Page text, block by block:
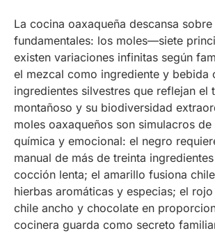
La cocina oaxaqueña descansa
fundamentales: los moles—siete
existen variaciones infinitas según
el mezcal como ingrediente y bebida
ingredientes silvestres que reflejan el
montañoso y su biodiversidad
moles oaxaqueños son simulacros
química y emocional: el negro
manual de más de treinta
cocción lenta; el amarillo fusiona
hierbas aromáticas y especias; el
chile ancho y chocolate en
cocinera guarda como secreto